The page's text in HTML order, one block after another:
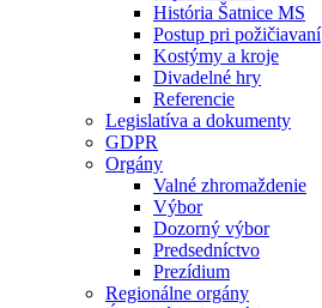
História Šatnice MS
Postup pri požičiavaní
Kostýmy a kroje
Divadelné hry
Referencie
Legislatíva a dokumenty
GDPR
Orgány
Valné zhromaždenie
Výbor
Dozorný výbor
Predsedníctvo
Prezídium
Regionálne orgány